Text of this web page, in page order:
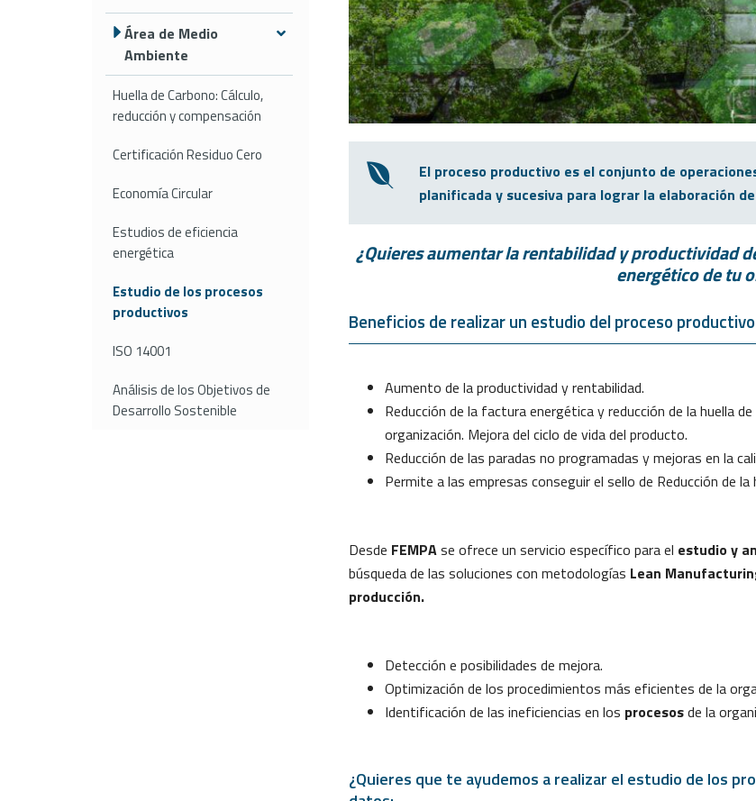
Área de Medio
Ambiente
Huella de Carbono: Cálculo,
reducción y compensación
Certificación Residuo Cero
Economía Circular
Estudios de eficiencia
energética
Estudio de los procesos
productivos
ISO 14001
Análisis de los Objetivos de
Desarrollo Sostenible
El proceso productivo es el conjunto de
planificada y sucesiva para lograr la elaboración
¿Quieres aumentar la rentabilidad y productividad
energético de tu
Beneficios de realizar un estudio del proceso
Aumento de la productividad y rentabilidad.
Reducción de la factura energética y reducción de la huella
organización. Mejora del ciclo de vida del producto.
Reducción de las paradas no programadas y mejoras en la
Permite a las empresas conseguir el sello de Reducción de la
Desde FEMPAse ofrece un servicio específico para el estudio y
búsqueda de las soluciones con metodologías Lean
producción.
Detección e posibilidades de mejora.
Optimización de los procedimientos más eficientes de la
Identificación de las ineficiencias en los procesosde la
¿Quieres que te ayudemos a realizar el estudio de los